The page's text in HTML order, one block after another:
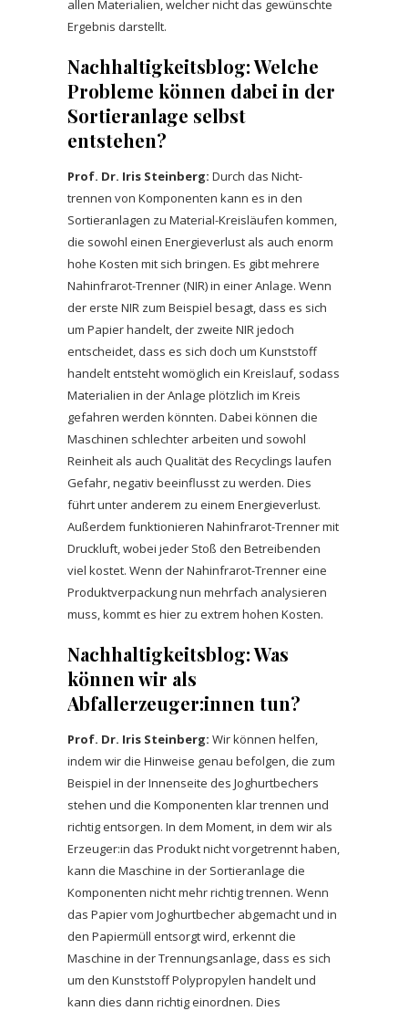
allen Materialien, welcher nicht das gewünschte
Ergebnis darstellt.
Nachhaltigkeitsblog: Welche
Probleme können dabei in der
Sortieranlage selbst
entstehen?
Prof. Dr. Iris Steinberg: Durch das Nicht-
trennen von Komponenten kann es in den
Sortieranlagen zu Material-Kreisläufen kommen,
die sowohl einen Energieverlust als auch enorm
hohe Kosten mit sich bringen. Es gibt mehrere
Nahinfrarot-Trenner (NIR) in einer Anlage. Wenn
der erste NIR zum Beispiel besagt, dass es sich
um Papier handelt, der zweite NIR jedoch
entscheidet, dass es sich doch um Kunststoff
handelt entsteht womöglich ein Kreislauf, sodass
Materialien in der Anlage plötzlich im Kreis
gefahren werden könnten. Dabei können die
Maschinen schlechter arbeiten und sowohl
Reinheit als auch Qualität des Recyclings laufen
Gefahr, negativ beeinflusst zu werden. Dies
führt unter anderem zu einem Energieverlust.
Außerdem funktionieren Nahinfrarot-Trenner mit
Druckluft, wobei jeder Stoß den Betreibenden
viel kostet. Wenn der Nahinfrarot-Trenner eine
Produktverpackung nun mehrfach analysieren
muss, kommt es hier zu extrem hohen Kosten.
Nachhaltigkeitsblog:Was
können wir als
Abfallerzeuger:innen tun?
Prof. Dr. Iris Steinberg: Wir können helfen,
indem wir die Hinweise genau befolgen, die zum
Beispiel in der Innenseite des Joghurtbechers
stehen und die Komponenten klar trennen und
richtig entsorgen. In dem Moment, in dem wir als
Erzeuger:in das Produkt nicht vorgetrennt haben,
kann die Maschine in der Sortieranlage die
Komponenten nicht mehr richtig trennen. Wenn
das Papier vom Joghurtbecher abgemacht und in
den Papiermüll entsorgt wird, erkennt die
Maschine in der Trennungsanlage, dass es sich
um den Kunststoff Polypropylen handelt und
kann dies dann richtig einordnen. Dies